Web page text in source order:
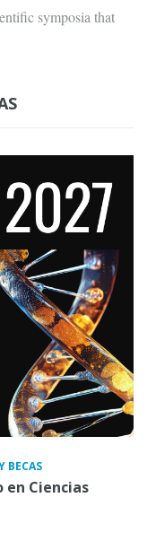
symposia that
BECAS
en Ciencias